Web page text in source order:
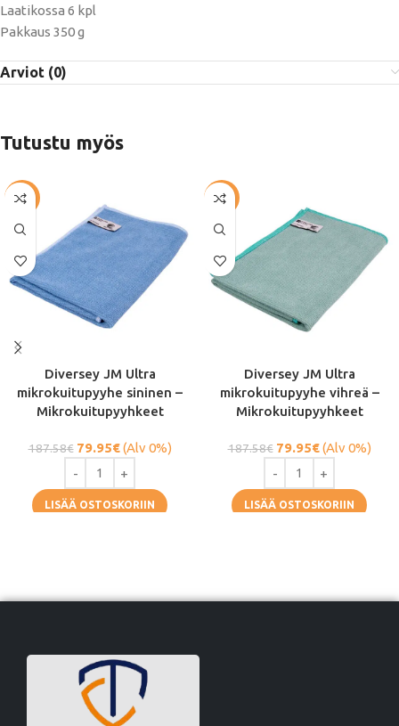
Laatikossa 6 kpl
Pakkaus 350 g
Arviot (0)
Tutustu myös
-57%
Diversey JM Ultra
mikrokuitupyyhe sininen –
Mikrokuitupyyhkeet
187.58€ 79.95€(Alv 0%)
LISÄÄ OSTOSKORIIN
-57%
Diversey JM Ultra
mikrokuitupyyhe vihreä –
Mikrokuitupyyhkeet
187.58€ 79.95€(Alv 0%)
LISÄÄ OSTOSKORIIN